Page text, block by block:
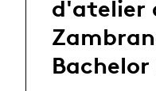
d'atelier
Bachelor